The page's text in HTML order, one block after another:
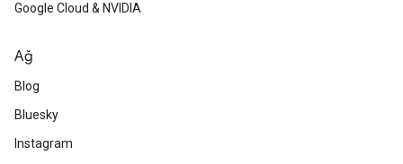
Google Cloud & NVIDIA
Ağ
Blog
Bluesky
Instagram